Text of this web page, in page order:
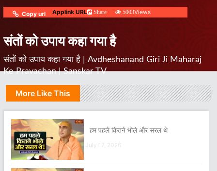
Copy url Applink URL Share 5003Views
संतों को उपाय कहा गया है
संतों को उपाय कहा गया है | Avdheshanand Giri Ji Maharaj
Ke Pravachan | Sanskar TV
More Like This
हम पहले कितने भोले और सरल थे
July 17, 2026